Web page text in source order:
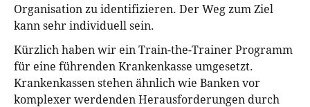
Organisation zu identifizieren. Der Weg zum Ziel
kann sehr individuell sein.
Kürzlich haben wir ein Train-the-Trainer Programm
für eine führenden Krankenkasse umgesetzt.
Krankenkassen stehen ähnlich wie Banken vor
komplexer werdenden Herausforderungen durch